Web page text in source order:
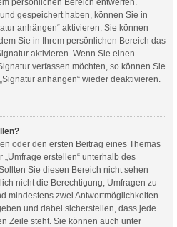
gespeichert haben, können Sie in
anhängen“ aktivieren. Sie können
Sie in Ihrem persönlichen Bereich das
aktivieren. Wenn Sie einen
verfassen möchten, so können Sie
anhängen“ wieder deaktivieren.
oder den ersten Beitrag eines Themas
erstellen“ unterhalb des
Sie diesen Bereich nicht sehen
nicht die Berechtigung, Umfragen zu
mindestens zwei Antwortmöglichkeiten
und dabei sicherstellen, dass jede
Zeile steht. Sie können auch unter